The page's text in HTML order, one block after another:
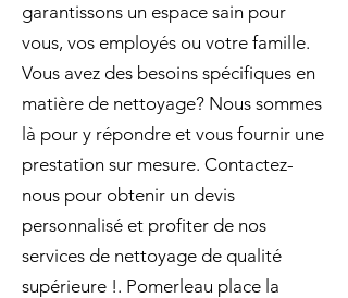
garantissons un espace sain pour
vous, vos employés ou votre famille.
Vous avez des besoins spécifiques en
matière de nettoyage? Nous sommes
là pour y répondre et vous fournir une
prestation sur mesure. Contactez-
nous pour obtenir un devis
personnalisé et profiter de nos
services de nettoyage de qualité
supérieure !. Pomerleau place la